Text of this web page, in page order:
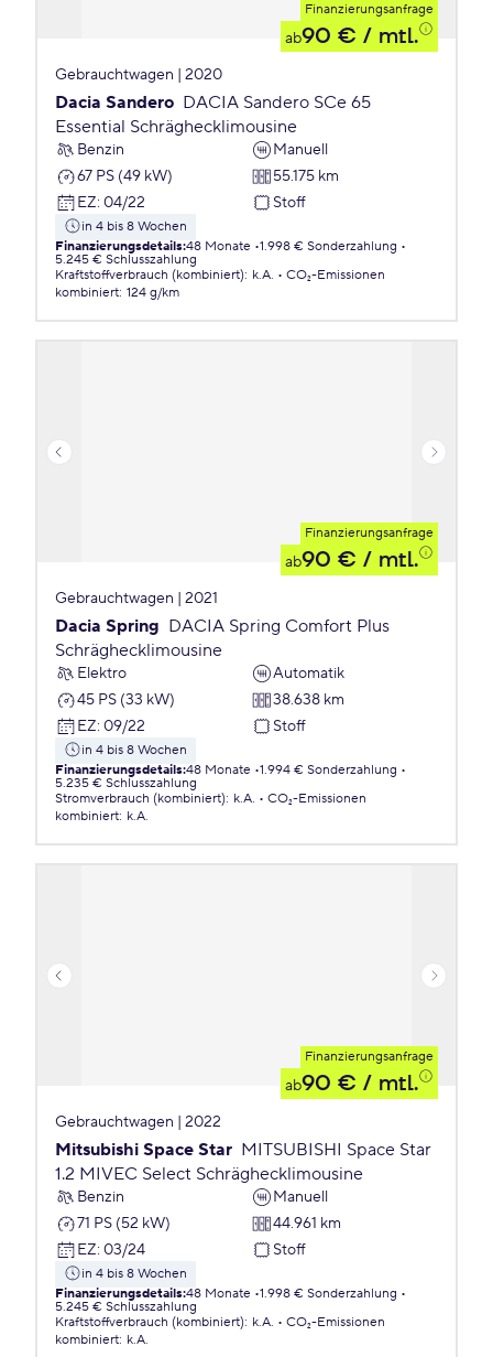
Finanzierungsanfrage
ab90 € / mtl.
Gebrauchtwagen | 2020
Dacia Sandero DACIA Sandero SCe 65
Essential Schräghecklimousine
Benzin
Manuell
67 PS (49 kW)
55.175 km
EZ: 04/22 Stoff
in 4 bis 8 Wochen
Finanzierungsdetails:48 Monate 1.998 € Sonderzahlung
5.245 € Schlusszahlung
Kraftstoffverbrauch (kombiniert): k.A.
CO₂-Emissionen
kombiniert: 124 g/km
Finanzierungsanfrage
ab90 € / mtl.
Gebrauchtwagen | 2021
Dacia Spring DACIA Spring Comfort Plus
Schräghecklimousine
Elektro
Automatik
45 PS (33 kW)
38.638 km
EZ: 09/22 Stoff
in 4 bis 8 Wochen
Finanzierungsdetails:48 Monate 1.994 € Sonderzahlung
5.235 € Schlusszahlung
Stromverbrauch (kombiniert): k.A.
CO₂-Emissionen
kombiniert: k.A.
Finanzierungsanfrage
ab90 € / mtl.
Gebrauchtwagen | 2022
Mitsubishi Space Star MITSUBISHI Space Star
1.2 MIVEC Select Schräghecklimousine
Benzin
Manuell
71 PS (52 kW)
44.961 km
EZ: 03/24 Stoff
in 4 bis 8 Wochen
Finanzierungsdetails:48 Monate 1.998 € Sonderzahlung
5.245 € Schlusszahlung
Kraftstoffverbrauch (kombiniert): k.A.
CO₂-Emissionen
kombiniert: k.A.